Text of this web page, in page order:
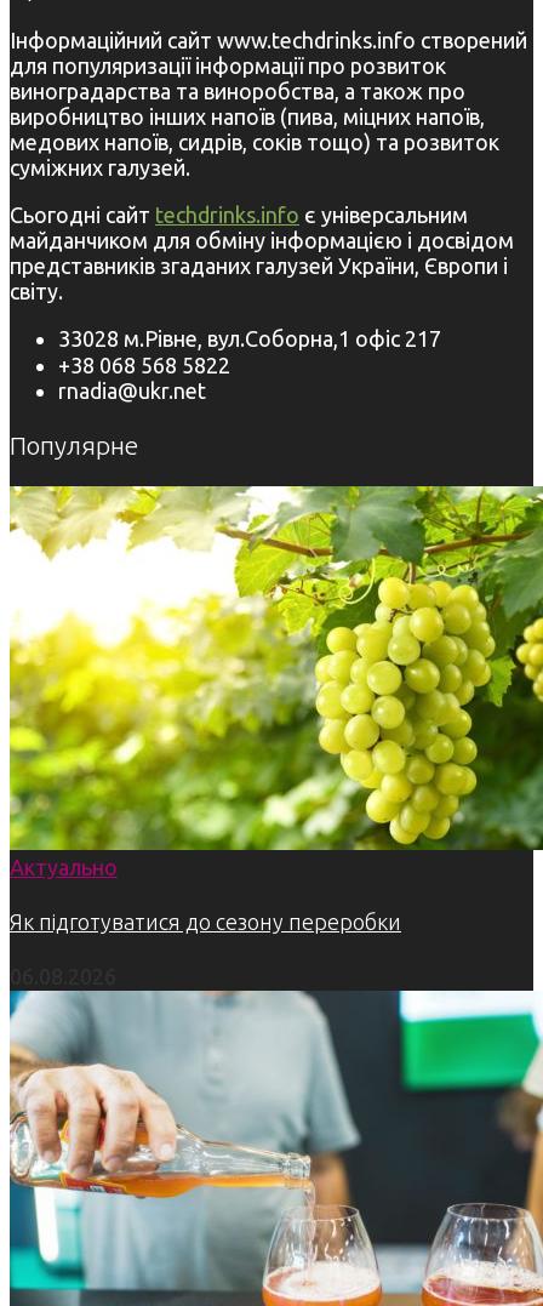
Інформаційний сайт www.techdrinks.info створений
для популяризації інформації про розвиток
виноградарства та виноробства, а також про
виробництво інших напоїв (пива, міцних напоїв,
медових напоїв, сидрів, соків тощо) та розвиток
суміжних галузей.
Сьогодні сайт techdrinks.info є універсальним
майданчиком для обміну інформацією і досвідом
представників згаданих галузей України, Європи і
світу.
33028 м.Рівне, вул.Соборна,1 офіс 217
+38 068 568 5822
rnadia@ukr.net
Популярне
Актуально
Як підготуватися до сезону переробки